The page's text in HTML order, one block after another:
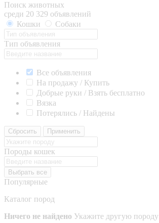
Поиск животных
среди 20 329 объявлений
Кошки
Собаки
Тип объявления
Все объявления
На продажу / Купить
Добрые руки / Взять бесплатно
Вязка
Потерялись / Найдены
Сбросить Применить
Породы кошек
Выбрать все
Популярные
Каталог пород
Ничего не найдено Укажите другую породу